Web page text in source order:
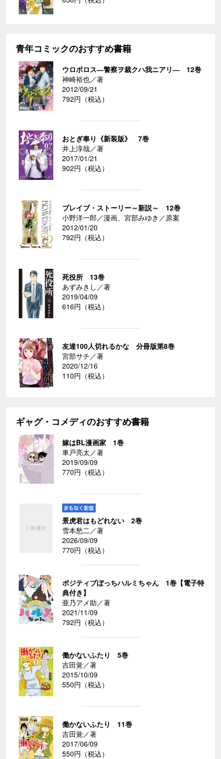
青年コミックのおすすめ書籍
ウロボロス―警察ヲ裁クハ我ニアリ― 12巻
神崎裕也／著
2012/09/21
792円（税込）
おとぎ奉り《新装版》 7巻
井上淳哉／著
2017/01/21
902円（税込）
ブレイブ・ストーリー～新説～ 12巻
小野洋一郎／漫画、宮部みゆき／原案
2012/01/20
792円（税込）
死役所 13巻
あずみきし／著
2019/04/09
616円（税込）
友達100人切れるかな 分冊版第8巻
宮部サチ／著
2020/12/16
110円（税込）
ギャグ・コメディのおすすめ書籍
嫁はBL漫画家 1巻
車戸亮太／著
2019/09/09
770円（税込）
景虎君はもどれない 2巻
雪本愁二／著
2026/09/09
770円（税込）
ポジティブぼっちハルミちゃん 1巻【電子特
典付き】
亜乃アメ助／著
2021/11/09
792円（税込）
働かないふたり 5巻
吉田覚／著
2015/10/09
550円（税込）
働かないふたり 11巻
吉田覚／著
2017/06/09
550円（税込）